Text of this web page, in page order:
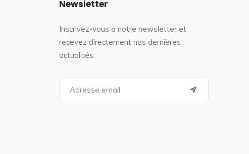
Newsletter
Inscrivez-vous à notre newsletter et
recevez directement nos dernières
actualités.
a